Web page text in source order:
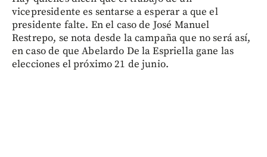
vicepresidente es sentarse a esperar a que el
presidente falte. En el caso de José Manuel
Restrepo, se nota desde la campaña que no será así,
en caso de que Abelardo De la Espriella gane las
elecciones el próximo 21 de junio.